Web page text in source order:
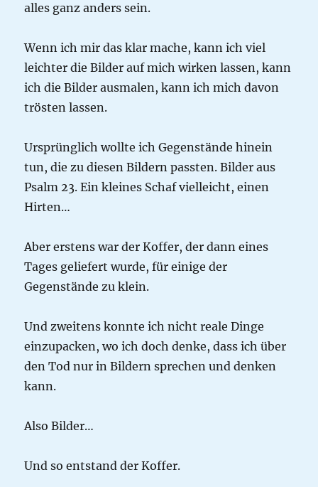
alles ganz anders sein.
Wenn ich mir das klar mache, kann ich viel
leichter die Bilder auf mich wirken lassen, kann
ich die Bilder ausmalen, kann ich mich davon
trösten lassen.
Ursprünglich wollte ich Gegenstände hinein
tun, die zu diesen Bildern passten. Bilder aus
Psalm 23. Ein kleines Schaf vielleicht, einen
Hirten…
Aber erstens war der Koffer, der dann eines
Tages geliefert wurde, für einige der
Gegenstände zu klein.
Und zweitens konnte ich nicht reale Dinge
einzupacken, wo ich doch denke, dass ich über
den Tod nur in Bildern sprechen und denken
kann.
Also Bilder…
Und so entstand der Koffer.